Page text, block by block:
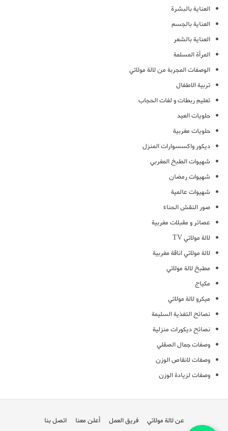
العناية بالبشرة
العناية بالجسم
العناية بالشعر
المرأة المسلمة
الوصفات المجربة من لالة مولاتي
تربية الاطفال
تعليم ربطات و لفات الحجاب
حلويات العيد
حلويات مغربية
ديكور واكسسوارات المنزل
شهيوات الطبخ المغربي
شهيوات رمضان
شهيوات عالمية
صور النقش الحناء
عصائر و مقبلات مغربية
لالة مولاتي TV
لالة مولاتي اناقة مغربية
مطبخ لالة مولاتي
مكياج
ميكرو لالة مولاتي
نصائح التغذية السليمة
نصائح ديكورات منزلية
وصفات جمال الصقلي
وصفات لانقاص الوزن
وصفات لزيادة الوزن
عن لالة مولاتي فريق العمل أعلن معنا اتصل بنا